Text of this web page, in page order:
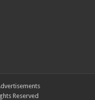
Reserved